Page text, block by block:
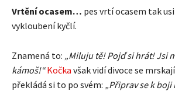
Vrtění ocasem… pes vrtí ocasem tak
vykloubení kyčlí.
Znamená to: „Miluju tě! Pojď si hrát! Jsi
kámoš!“ Kočka však vidí divoce se
překládá si to po svém: „Připrav se k boji